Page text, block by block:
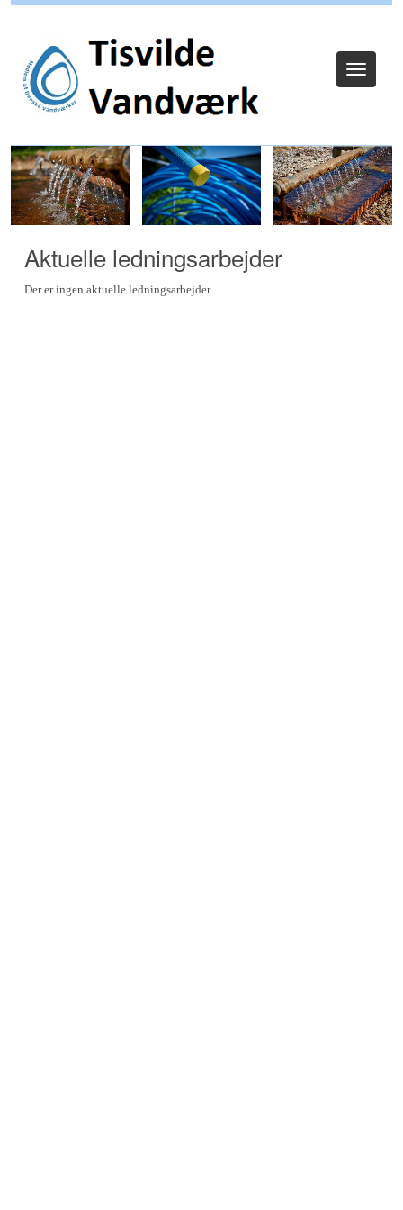
Toggle
Aktuelle ledningsarbejder
Der er ingen aktuelle ledningsarbejder